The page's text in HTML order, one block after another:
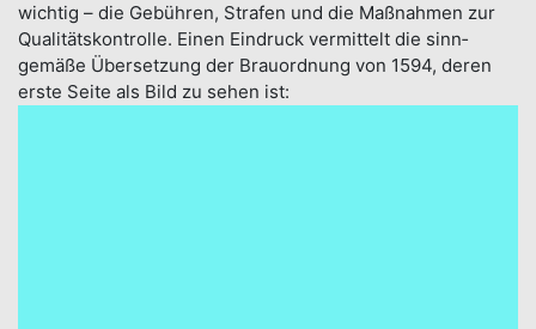
wichtig – die Ge­bühren, Stra­fen und die Maß­nahmen zur
Qualitäts­kontrolle. Einen Eindruck vermittelt die sinn­
gemäße Übersetzung der Brau­ordnung von 1594, deren
erste Seite als Bild zu sehen ist: